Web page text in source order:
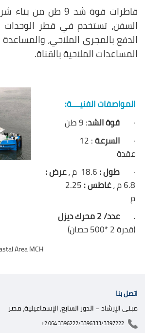
قاطرات قوة شد 9 طن
من بناء
السفن، تستخدم في قطر الوحدات
الدفع بالمجرى الملاحي،
المساعدات الملاحية بالقناة.
المواصفات الفنيــــة:
· قوة الشد: 9 طن
· السرعة : 12
عقدة
· طول :18.6 م ،
عرض :
6.8 م ،
غاطس :2.25
م
. عدد/ 2 محرك ديزل
(قدرة 2 *500 حصان)
Area MCH
اتصل بنا
مبنى الإرشاد – الدور السابع، الإسماعيلية، مصر
+2 064 3396222/3396333/3397222